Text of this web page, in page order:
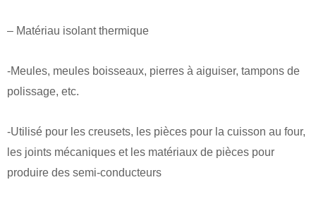
– Matériau isolant thermique
-Meules, meules boisseaux, pierres à aiguiser, tampons de
polissage, etc.
-Utilisé pour les creusets, les pièces pour la cuisson au four,
les joints mécaniques et les matériaux de pièces pour
produire des semi-conducteurs